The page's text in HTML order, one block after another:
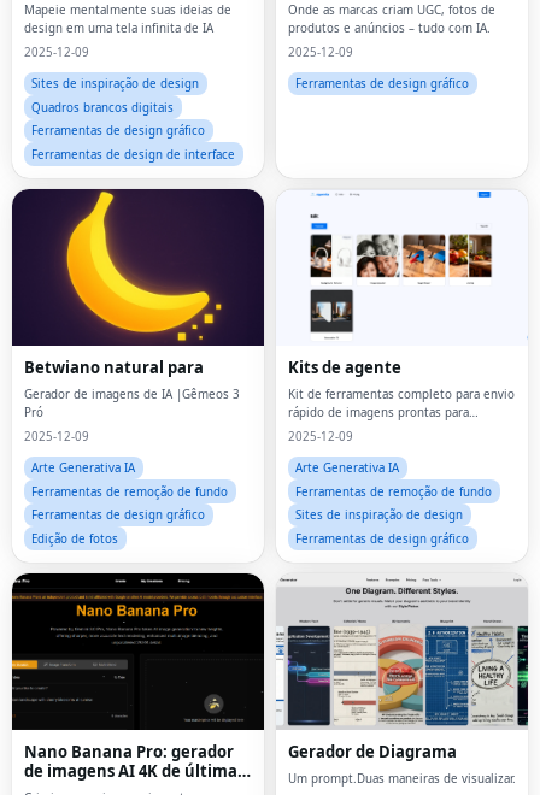
Mapeie mentalmente suas ideias de
design em uma tela infinita de IA
2025-12-09
Sites de inspiração de design
Quadros brancos digitais
Ferramentas de design gráfico
Ferramentas de design de interface
Onde as marcas criam UGC, fotos de
produtos e anúncios – tudo com IA.
2025-12-09
Ferramentas de design gráfico
Betwiano natural para
Gerador de imagens de IA |Gêmeos 3
Pró
2025-12-09
Arte Generativa IA
Ferramentas de remoção de fundo
Ferramentas de design gráfico
Edição de fotos
Kits de agente
Kit de ferramentas completo para envio
rápido de imagens prontas para
comércio
2025-12-09
Arte Generativa IA
Ferramentas de remoção de fundo
Sites de inspiração de design
Ferramentas de design gráfico
Nano Banana Pro: gerador
de imagens AI 4K de última
geração
Gerador de Diagrama
Um prompt.Duas maneiras de visualizar.